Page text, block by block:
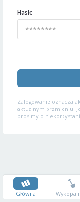
Hasło
Zalogowanie oznacza
aktualnym brzmieniu.
prosimy o
Główna